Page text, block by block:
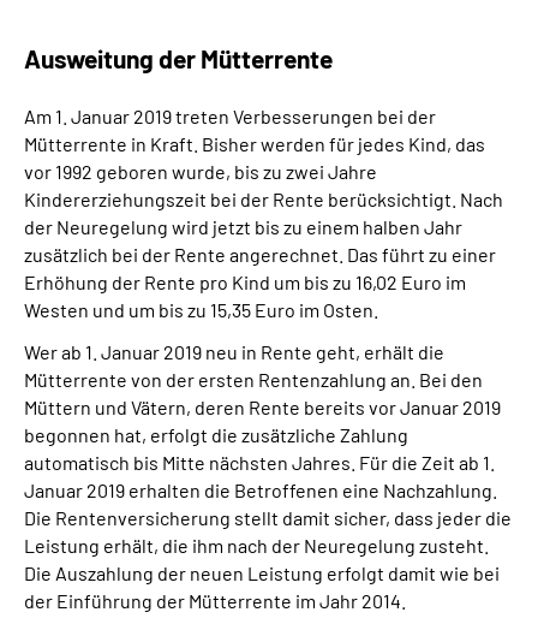
Ausweitung der Mütterrente
Am 1. Januar 2019 treten Verbesserungen bei der
Mütterrente in Kraft. Bisher werden für jedes Kind, das
vor 1992 geboren wurde, bis zu zwei Jahre
Kindererziehungszeit bei der Rente berücksichtigt. Nach
der Neuregelung wird jetzt bis zu einem halben Jahr
zusätzlich bei der Rente angerechnet. Das führt zu einer
Erhöhung der Rente pro Kind um bis zu 16,02 Euro im
Westen und um bis zu 15,35 Euro im Osten.
Wer ab 1. Januar 2019 neu in Rente geht, erhält die
Mütterrente von der ersten Rentenzahlung an. Bei den
Müttern und Vätern, deren Rente bereits vor Januar 2019
begonnen hat, erfolgt die zusätzliche Zahlung
automatisch bis Mitte nächsten Jahres. Für die Zeit ab 1.
Januar 2019 erhalten die Betroffenen eine Nachzahlung.
Die Rentenversicherung stellt damit sicher, dass jeder die
Leistung erhält, die ihm nach der Neuregelung zusteht.
Die Auszahlung der neuen Leistung erfolgt damit wie bei
der Einführung der Mütterrente im Jahr 2014.